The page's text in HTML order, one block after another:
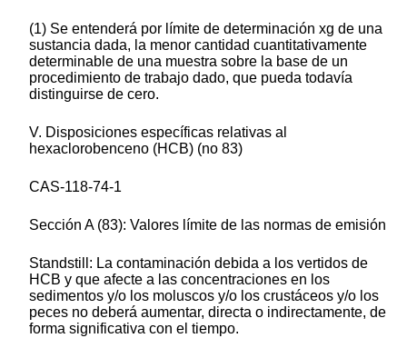
(1) Se entenderá por límite de determinación xg de una
sustancia dada, la menor cantidad cuantitativamente
determinable de una muestra sobre la base de un
procedimiento de trabajo dado, que pueda todavía
distinguirse de cero.
V. Disposiciones específicas relativas al
hexaclorobenceno (HCB) (no 83)
CAS-118-74-1
Sección A (83): Valores límite de las normas de emisión
Standstill: La contaminación debida a los vertidos de
HCB y que afecte a las concentraciones en los
sedimentos y/o los moluscos y/o los crustáceos y/o los
peces no deberá aumentar, directa o indirectamente, de
forma significativa con el tiempo.